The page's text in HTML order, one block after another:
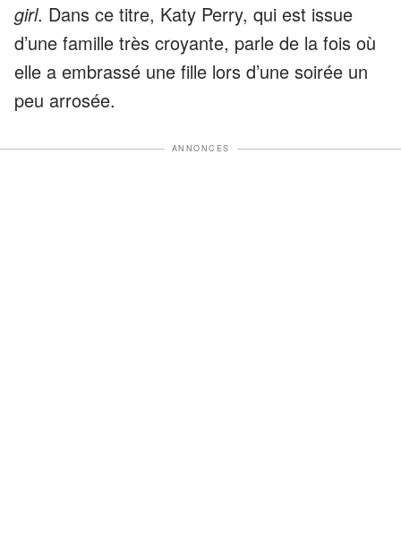
girl. Dans ce titre, Katy Perry, qui est issue
d’une famille très croyante, parle de la fois où
elle a embrassé une fille lors d’une soirée un
peu arrosée.
ANNONCES